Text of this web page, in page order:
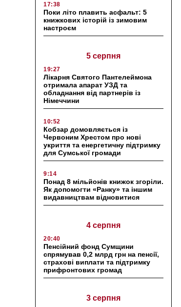
17:38
Поки літо плавить асфальт: 5
книжкових історій із зимовим
настроєм
5 серпня
19:27
Лікарня Святого Пантелеймона
отримала апарат УЗД та
обладнання від партнерів із
Німеччини
10:52
Кобзар домовляється із
Червоним Хрестом про нові
укриття та енергетичну підтримку
для Сумської громади
9:14
Понад 8 мільйонів книжок згоріли.
Як допомогти «Ранку» та іншим
видавництвам відновитися
4 серпня
20:40
Пенсійний фонд Сумщини
спрямував 0,2 млрд грн на пенсії,
страхові виплати та підтримку
прифронтових громад
3 серпня